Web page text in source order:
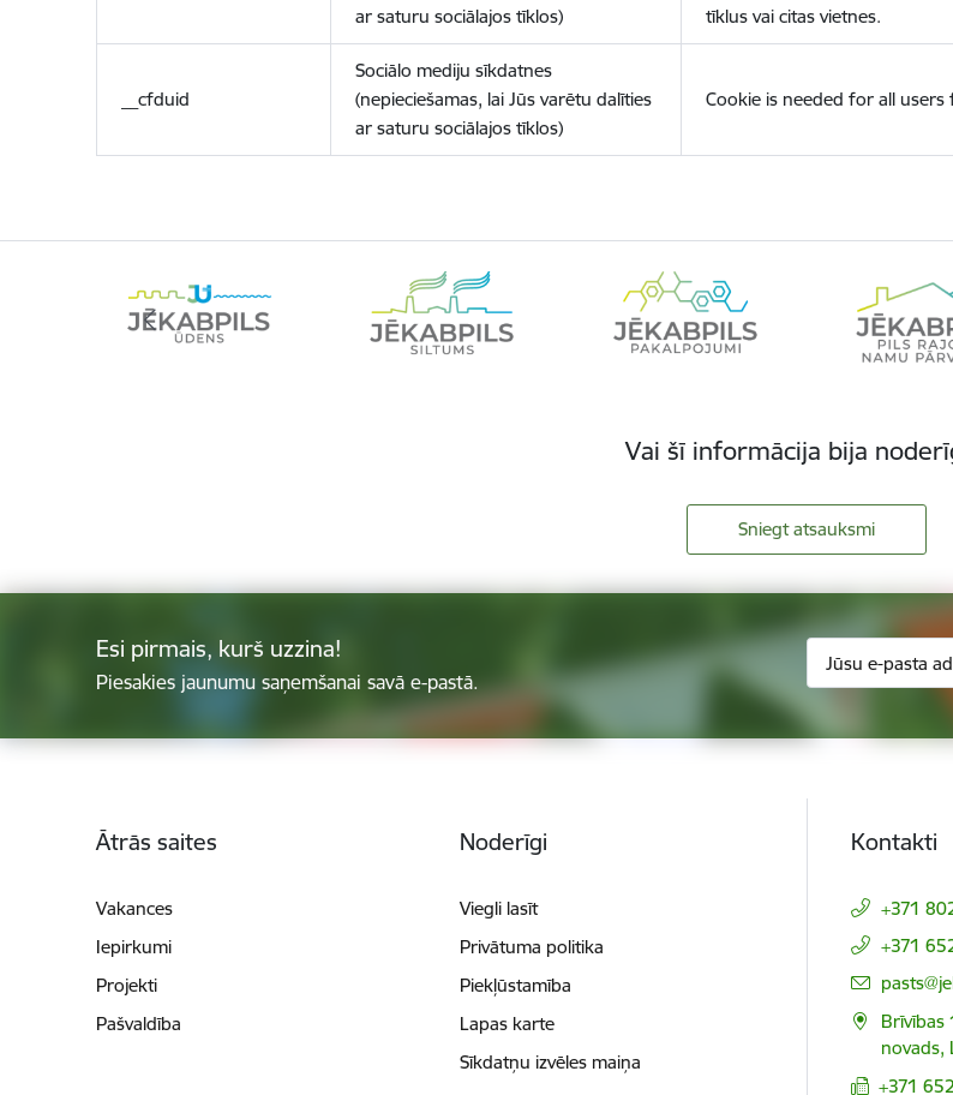
ar saturu sociālajos tīklos)
tīklus vai citas vietnes.
__cfduid
Sociālo mediju sīkdatnes
(nepieciešamas, lai Jūs varētu dalīties
ar saturu sociālajos tīklos)
Cookie is needed for all
Vai šī informācija bija
Sniegt atsauksmi
Esi pirmais, kurš uzzina!
Piesakies jaunumu saņemšanai savā e-pastā.
Ātrās saites
Vakances
Iepirkumi
Projekti
Pašvaldība
Noderīgi
Viegli lasīt
Privātuma politika
Piekļūstamība
Lapas karte
Sīkdatņu izvēles maiņa
Kontakti
+371
+371
E-pasts:
Brīvības
novads,
+371